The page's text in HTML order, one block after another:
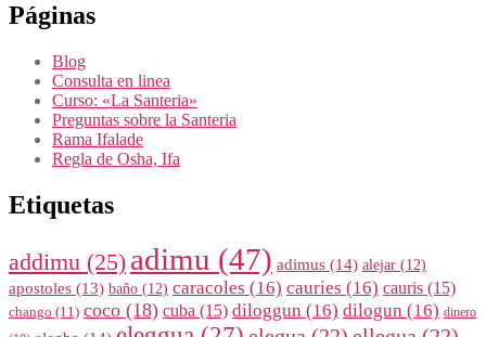
Páginas
Blog
Consulta en linea
Curso: «La Santeria»
Preguntas sobre la Santeria
Rama Ifalade
Regla de Osha, Ifa
Etiquetas
addimu (25) adimu (47) adimus (14) alejar (12)
apostoles (13) baño (12) caracoles (16) cauries (16) cauris (15)
chango (11) coco (18) cuba (15) diloggun (16) dilogun (16) dinero